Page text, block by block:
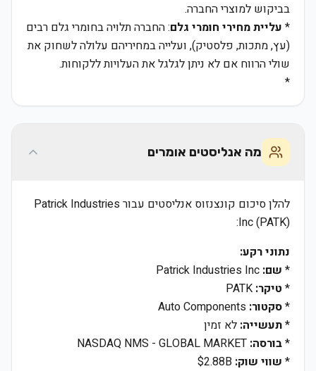
בביקוש למוצרי החברה.
* עליית מחירי חומרי גלם: החברה תלויה בחומרי גלם רבים
(עץ, מתכות, פלסטיק), ועלייה במחיריהם עלולה לשחוק את
שולי הרווח אם לא ניתן לגלגל את העלויות ללקוחות.
*
מה אנליסטים אומרים
להלן סיכום קונצנזוס אנליסטים עבור Patrick Industries
Inc (PATK):
נתוני רקע:
* שם:
* טיקר:
*סקטור:
*תעשייה: לא זמין
*בורסה:
* שווי שוק: